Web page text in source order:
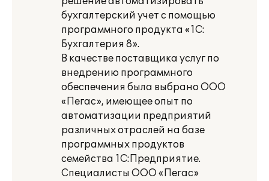
бухгалтерский учет с помощью
программного продукта «1С:
Бухгалтерия 8».
В качестве поставщика услуг по
внедрению программного
обеспечения была выбрано ООО
«Пегас», имеющее опыт по
автоматизации предприятий
различных отраслей на базе
программных продуктов
семейства 1С:Предприятие.
Специалисты ООО «Пегас»